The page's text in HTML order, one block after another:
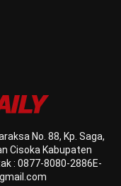
No. 88, Kp. Saga,
Cisoka Kabupaten
: 0877-8080-2886E-